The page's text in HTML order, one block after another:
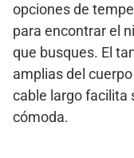
opciones de
para encontrar el
que busques. El
amplias del
cable largo facilita
cómoda.